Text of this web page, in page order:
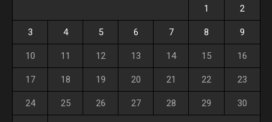
1 2
3 4 5 6 7 8 9
10 11 12 13 14 15 16
17 18 19 20 21 22 23
24 25 26 27 28 29 30